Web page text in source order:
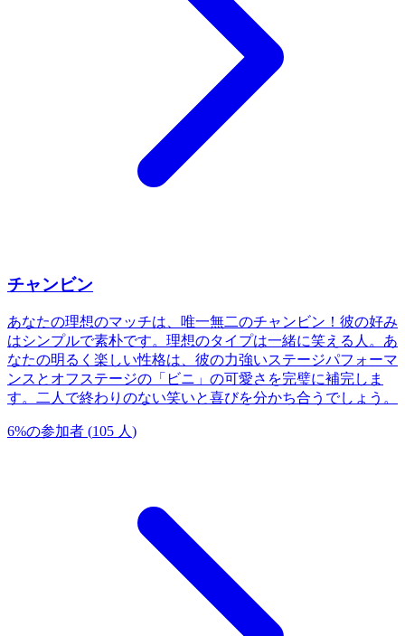
チャンビン
あなたの理想のマッチは、唯一無二のチャンビン！彼の好み
はシンプルで素朴です。理想のタイプは一緒に笑える人。あ
なたの明るく楽しい性格は、彼の力強いステージパフォーマ
ンスとオフステージの「ビニ」の可愛さを完璧に補完しま
す。二人で終わりのない笑いと喜びを分かち合うでしょう。
6%の参加者 (105 人 )